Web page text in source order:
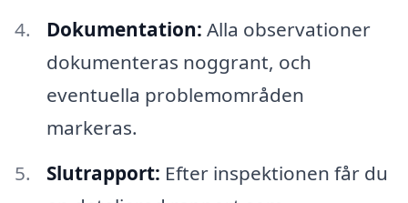
Dokumentation: Alla observationer
dokumenteras noggrant, och
eventuella problemområden
markeras.
Slutrapport: Efter inspektionen får du